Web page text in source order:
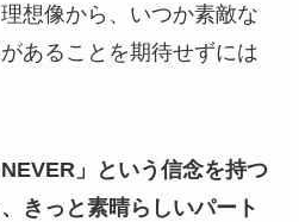
想像から、いつか素敵な
あることを期待せずには
」という信念を持つ
きっと素晴らしいパート